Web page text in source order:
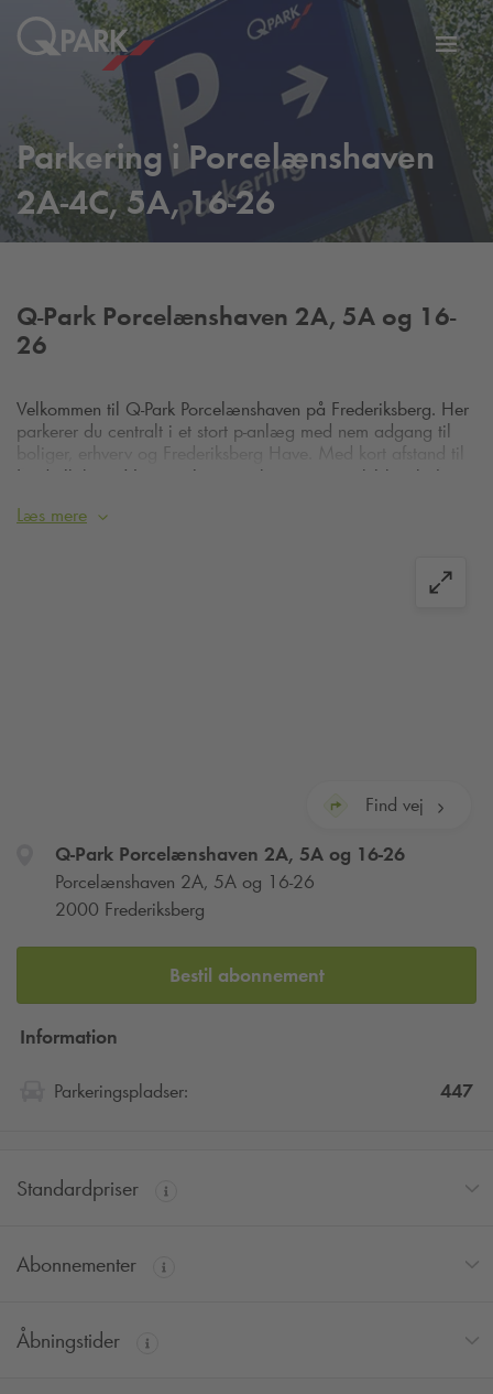
Slå
til
Parkering i Porcelænshaven
2A-4C, 5A, 16-26
Q-Park Porcelænshaven 2A, 5A og 16-
26
Velkommen til Q-Park Porcelænshaven på Frederiksberg. Her
parkerer du centralt i et stort p-anlæg med nem adgang til
boliger, erhverv og Frederiksberg Have. Med kort afstand til
Frederiksberg Metrostation er anlægget et praktisk valg for
Læs mere
Find vej
Q-ParkPorcelænshaven 2A, 5A og 16-26
Porcelænshaven 2A, 5A og 16-26
2000 Frederiksberg
Bestil abonnement
Information
Parkeringspladser: 447
Standardpriser
Abonnementer
Åbningstider